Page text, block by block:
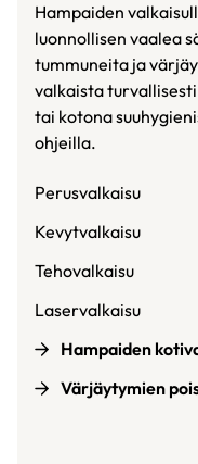
Hampaiden
luonnollisen vaalea
tummuneita ja
valkaista
tai kotona
ohjeilla.
Perusvalkaisu
Kevytvalkaisu
Tehovalkaisu
Laservalkaisu
Hampaiden
Värjäytymien